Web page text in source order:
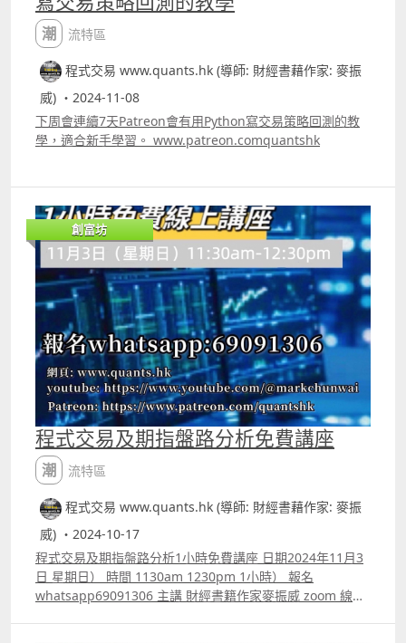
潮流特區
程式交易 www.quants.hk (導師: 財經書藉作家: 麥振
威) ・2024-11-08
下周會連續7天Patreon會有用Python寫交易策略回測的教
學，適合新手學習。 www.patreon.comquantshk
創富坊
程式交易及期指盤路分析免費講座
潮流特區
程式交易 www.quants.hk (導師: 財經書藉作家: 麥振
威) ・2024-10-17
程式交易及期指盤路分析1小時免費講座 日期2024年11月3
日 星期日） 時間 1130am 1230pm 1小時） 報名
whatsapp69091306 主講 財經書籍作家麥振威 zoom 線上